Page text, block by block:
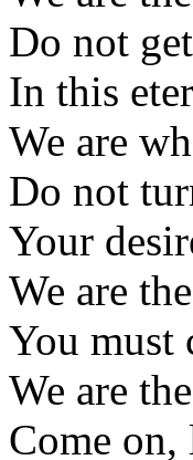
Do not
In this
We are
Do not
Your
We are
You must
We are
Come